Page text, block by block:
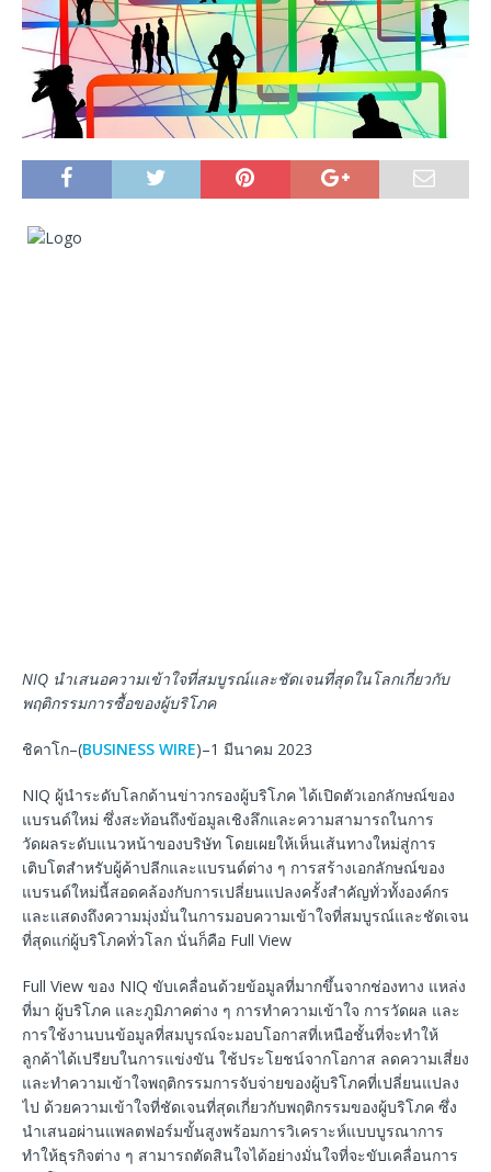
NIQ นำเสนอความเข้าใจที่สมบูรณ์และชัดเจนที่สุดในโลกเกี่ยวกับ
พฤติกรรมการซื้อของผู้บริโภค
ชิคาโก–(BUSINESS WIRE)–1 มีนาคม 2023
NIQ ผู้นำระดับโลกด้านข่าวกรองผู้บริโภค ได้เปิดตัวเอกลักษณ์ของ
แบรนด์ใหม่ ซึ่งสะท้อนถึงข้อมูลเชิงลึกและความสามารถในการ
วัดผลระดับแนวหน้าของบริษัท โดยเผยให้เห็นเส้นทางใหม่สู่การ
เติบโตสำหรับผู้ค้าปลีกและแบรนด์ต่าง ๆ การสร้างเอกลักษณ์ของ
แบรนด์ใหม่นี้สอดคล้องกับการเปลี่ยนแปลงครั้งสำคัญทั่วทั้งองค์กร
และแสดงถึงความมุ่งมั่นในการมอบความเข้าใจที่สมบูรณ์และชัดเจน
ที่สุดแก่ผู้บริโภคทั่วโลก นั่นก็คือ Full View
Full View ของ NIQ ขับเคลื่อนด้วยข้อมูลที่มากขึ้นจากช่องทาง แหล่ง
ที่มา ผู้บริโภค และภูมิภาคต่าง ๆ การทำความเข้าใจ การวัดผล และ
การใช้งานบนข้อมูลที่สมบูรณ์จะมอบโอกาสที่เหนือชั้นที่จะทำให้
ลูกค้าได้เปรียบในการแข่งขัน ใช้ประโยชน์จากโอกาส ลดความเสี่ยง
และทำความเข้าใจพฤติกรรมการจับจ่ายของผู้บริโภคที่เปลี่ยนแปลง
ไป ด้วยความเข้าใจที่ชัดเจนที่สุดเกี่ยวกับพฤติกรรมของผู้บริโภค ซึ่ง
นำเสนอผ่านแพลตฟอร์มขั้นสูงพร้อมการวิเคราะห์แบบบูรณาการ
ทำให้ธุรกิจต่าง ๆ สามารถตัดสินใจได้อย่างมั่นใจที่จะขับเคลื่อนการ